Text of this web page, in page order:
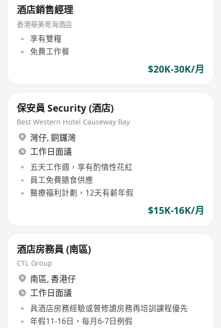
酒店銷售經理
香港華美粵海酒店
享有雙糧
免費工作餐
$20K-30K/月
保安員 Security (酒店)
Best Western Hotel Causeway Bay
灣仔, 銅鑼灣
工作日面議
五天工作週，享有酌情性花紅
員工免費膳食供應
醫療福利計劃，12天有薪年假
$15K-16K/月
酒店房務員 (南區)
CTL Group
南區, 香港仔
工作日面議
具酒店房務經驗或曾修讀房務再培訓課程優先
年假11-16日，每月6-7日例假